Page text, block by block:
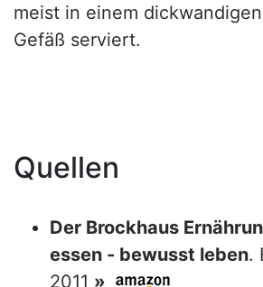
meist in einem
Gefäß serviert.
Quellen
Der Brockhaus
essen - bewusst leben.
2011 »